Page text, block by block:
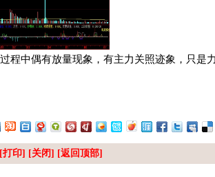
程中偶有放量现象，有主力关照迹象，只是
打印] [关闭] [返回顶部]